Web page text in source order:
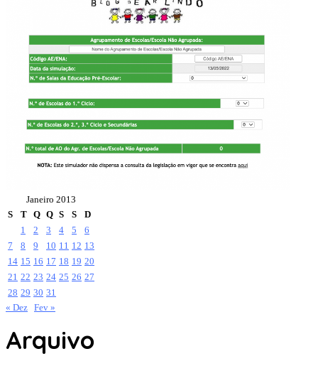
Janeiro 2013
S
T Q Q S S
D
1
2 3 4 5
6
7
8 9 10 11 12 13
14 15 16 17 18 19 20
21 22 23 24 25 26 27
28 29 30 31
« Dez Fev »
Arquivo